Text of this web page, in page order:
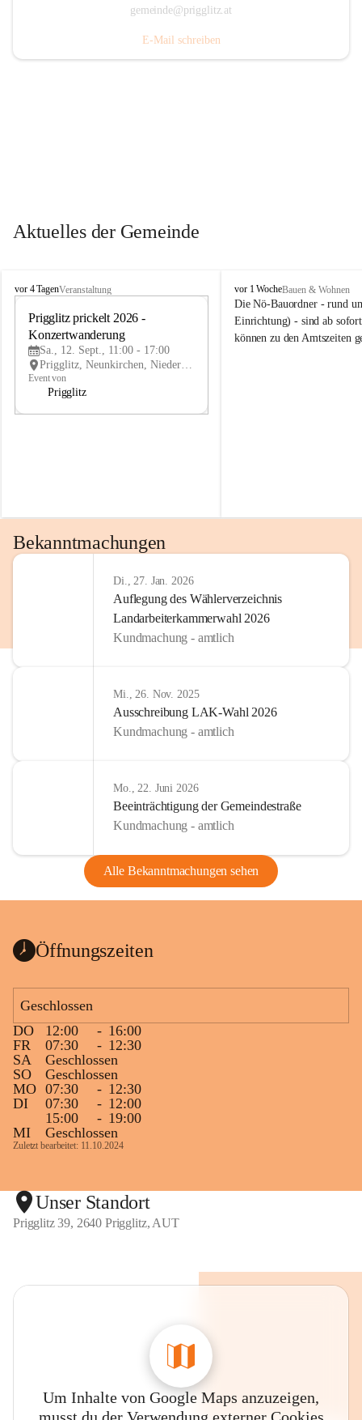
gemeinde@prigglitz.at
E-Mail schreiben
Aktuelles der Gemeinde
P
vor 4 TagenVeranstaltung
Prigglitz prickelt 2026 -
Konzertwanderung
Sa., 12. Sept., 11:00 - 17:00
Prigglitz, Neunkirchen, Niederösterreich, AUT
Event von
Prigglitz
P
r
i
g
vor 1 WocheBauen & Wohnen
Die Nö-Bauordner - rund
Einrichtung) - sind ab
können zu den Amtszeiten
Bekanntmachungen
Di., 27. Jan. 2026
Auflegung des Wählerverzeichnis
Landarbeiterkammerwahl 2026
Kundmachung - amtlich
Mi., 26. Nov. 2025
Ausschreibung LAK-Wahl 2026
Kundmachung - amtlich
Mo., 22. Juni 2026
Beeinträchtigung der Gemeindestraße
Kundmachung - amtlich
Alle Bekanntmachungen sehen
Öffnungszeiten
Geschlossen
DO
12:00 - 16:00
FR
07:30 - 12:30
SA
Geschlossen
SO
Geschlossen
MO 07:30 - 12:30
DI
07:30 - 12:00
15:00
- 19:00
MI
Geschlossen
Zuletzt bearbeitet: 11.10.2024
Unser Standort
Prigglitz 39, 2640 Prigglitz, AUT
Um Inhalte von Google Maps anzuzeigen,